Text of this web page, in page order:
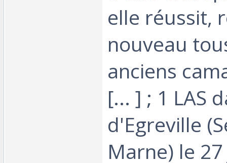
elle réussit,
nouveau
anciens
[... ] ; 1 LAS
d'Egreville
Marne) le